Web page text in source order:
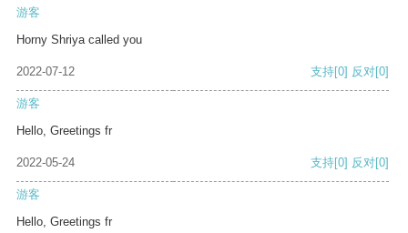
游客
Horny Shriya called you
2022-07-12 支持[0] 反对[0]
游客
Hello, Greetings fr
2022-05-24 支持[0] 反对[0]
游客
Hello, Greetings fr